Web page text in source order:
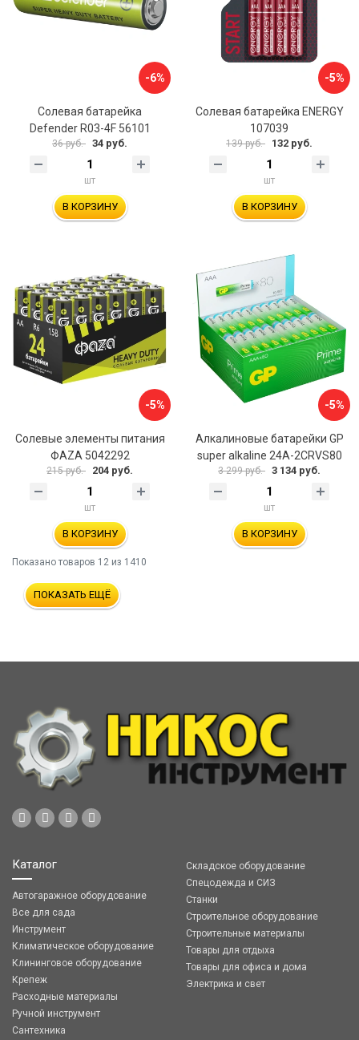
-6%
Солевая батарейка
Defender R03-4F 56101
36 руб. 34 руб.
шт
В КОРЗИНУ
-5%
Солевая батарейка ENERGY
107039
139 руб. 132 руб.
шт
В КОРЗИНУ
-5%
Солевые элементы питания
ФАZА 5042292
215 руб. 204 руб.
шт
В КОРЗИНУ
-5%
Алкалиновые батарейки GP
super alkaline 24A-2CRVS80
3 299 руб. 3 134 руб.
шт
В КОРЗИНУ
Показано товаров 12 из 1410
ПОКАЗАТЬ ЕЩЁ
Каталог
Автогаражное оборудование
Все для сада
Инструмент
Климатическое оборудование
Клининговое оборудование
Крепеж
Расходные материалы
Ручной инструмент
Сантехника
Складское оборудование
Спецодежда и СИЗ
Станки
Строительное оборудование
Строительные материалы
Товары для отдыха
Товары для офиса и дома
Электрика и свет